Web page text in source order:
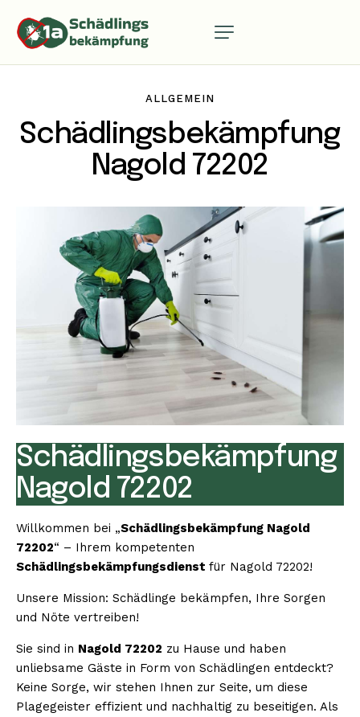
ALLGEMEIN
Schädlingsbekämpfung
Nagold 72202
Schädlingsbekämpfung
Nagold 72202
Willkommen bei „Schädlingsbekämpfung Nagold
72202“ – Ihrem kompetenten
Schädlingsbekämpfungsdienst für Nagold 72202!
Unsere Mission: Schädlinge bekämpfen, Ihre Sorgen
und Nöte vertreiben!
Sie sind in Nagold 72202 zu Hause und haben
unliebsame Gäste in Form von Schädlingen entdeckt?
Keine Sorge, wir stehen Ihnen zur Seite, um diese
Plagegeister effizient und nachhaltig zu beseitigen. Als